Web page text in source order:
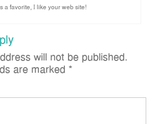
a favorite, І like your web site!
will not be published.
are marked *